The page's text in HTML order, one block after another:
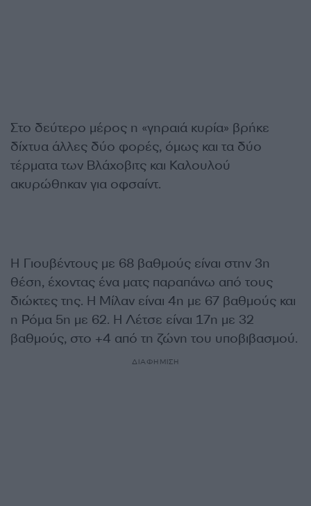
Στο δεύτερο μέρος η «γηραιά κυρία» βρήκε
δίχτυα άλλες δύο φορές, όμως και τα δύο
τέρματα των Βλάχοβιτς και Καλουλού
ακυρώθηκαν για οφσαίντ.
Η Γιουβέντους με 68 βαθμούς είναι στην 3η
θέση, έχοντας ένα ματς παραπάνω από τους
διώκτες της. Η Μίλαν είναι 4η με 67 βαθμούς και
η Ρόμα 5η με 62. Η Λέτσε είναι 17η με 32
βαθμούς, στο +4 από τη ζώνη του υποβιβασμού.
ΔΙΑΦΗΜΙΣΗ